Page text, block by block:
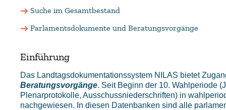
Suche im Gesamtbestand
Parlamentsdokumente und Beratungsvorgänge
Einführung
Das Landtagsdokumentationssystem NILAS bietet
Beratungsvorgänge. Seit Beginn der 10. Wahlperiode
Plenarprotokolle, Ausschussniederschriften) in
nachgewiesen. In diesen Datenbanken sind alle